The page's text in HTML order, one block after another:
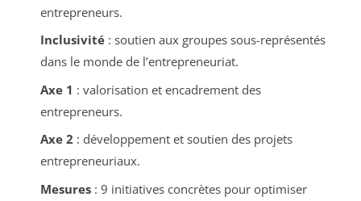
entrepreneurs.
Inclusivité: soutien aux groupes sous-représentés
dans le monde de l’entrepreneuriat.
Axe 1 : valorisation et encadrement des
entrepreneurs.
Axe 2 : développement et soutien des projets
entrepreneuriaux.
Mesures: 9 initiatives concrètes pour optimiser